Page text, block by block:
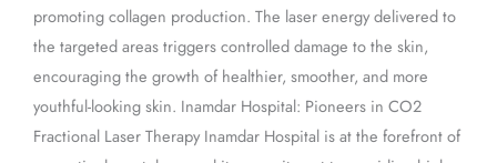
promoting collagen production. The laser energy delivered to
the targeted areas triggers controlled damage to the skin,
encouraging the growth of healthier, smoother, and more
youthful-looking skin. Inamdar Hospital: Pioneers in CO2
Fractional Laser Therapy Inamdar Hospital is at the forefront of